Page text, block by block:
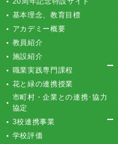
基本理念、教育目標
アカデミー概要
教員紹介
施設紹介
職業実践専門課程
花と緑の連携授業
市町村・企業との連携･協力
協定
3校連携事業
学校評価